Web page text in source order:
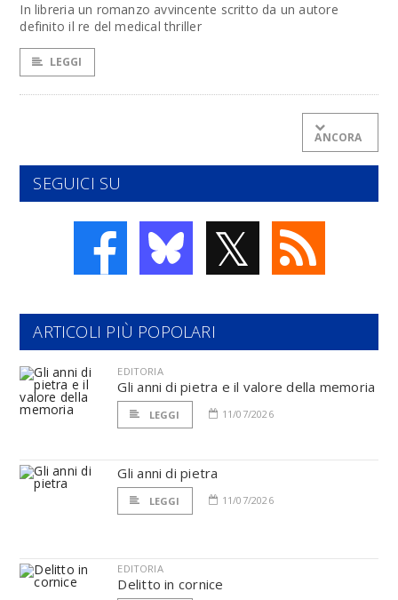
In libreria un romanzo avvincente scritto da un autore
definito il re del medical thriller
LEGGI
ANCORA
SEGUICI SU
𝕏
ARTICOLI PIÙ POPOLARI
EDITORIA
Gli anni di pietra e il valore della memoria
LEGGI 11/07/2026
Gli anni di pietra
LEGGI 11/07/2026
EDITORIA
Delitto in cornice